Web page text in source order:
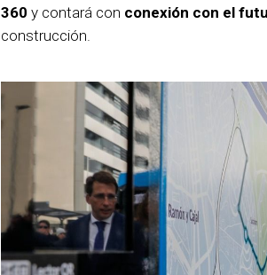
360 y contará con conexión con el
construcción.